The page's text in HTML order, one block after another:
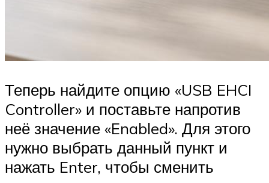
Теперь найдите опцию «USB EHCI
Controller» и поставьте напротив
неё значение «Enabled». Для этого
нужно выбрать данный пункт и
нажать Enter, чтобы сменить